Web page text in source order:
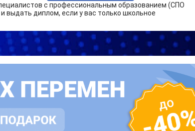
с профессиональным образованием (СПО
диплом, если у вас только школьное